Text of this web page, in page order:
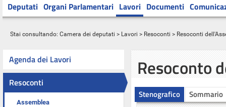
Deputati Organi Parlamentari Lavori Documenti
Stai consultando: Camera dei deputati > Lavori > Resoconti > Resoconti
Agenda dei Lavori
Resoconti
Assemblea
Resoconto
Stenografico Sommario